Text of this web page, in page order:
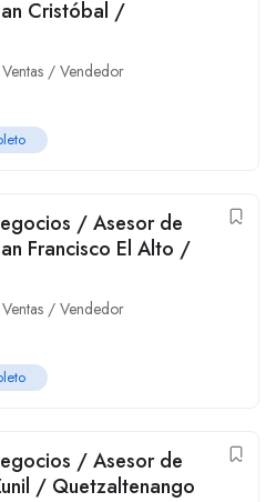
Cristóbal /
/ Vendedor
/ Asesor de
Francisco El Alto /
/ Vendedor
/ Asesor de
/ Quetzaltenango